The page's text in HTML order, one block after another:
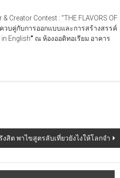
Contest : “THE FLAVORS OF
วบคู่กับการออกแบบและการสร้างสรรค์
English” ณ ห้องออดิทอเรียม อาคาร
งสิต พาไขสูตรลับเที่ยวยังไงให้โลกจำ